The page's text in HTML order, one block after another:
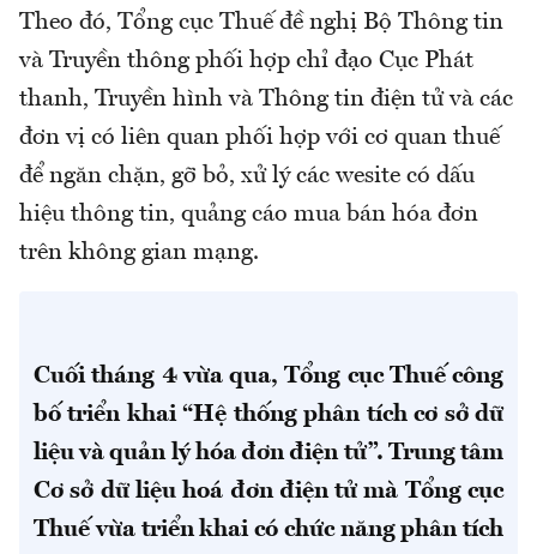
Theo đó, Tổng cục Thuế đề nghị Bộ Thông tin
và Truyền thông phối hợp chỉ đạo Cục Phát
thanh, Truyền hình và Thông tin điện tử và các
đơn vị có liên quan phối hợp với cơ quan thuế
để ngăn chặn, gỡ bỏ, xử lý các wesite có dấu
hiệu thông tin, quảng cáo mua bán hóa đơn
trên không gian mạng.
Cuối tháng 4 vừa qua, Tổng cục Thuế công
bố triển khai “Hệ thống phân tích cơ sở dữ
liệu và quản lý hóa đơn điện tử”. Trung tâm
Cơ sở dữ liệu hoá đơn điện tử mà Tổng cục
Thuế vừa triển khai có chức năng phân tích